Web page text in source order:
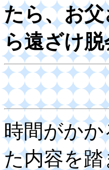
たら、お
ら遠ざけ
時間がか
た内容を